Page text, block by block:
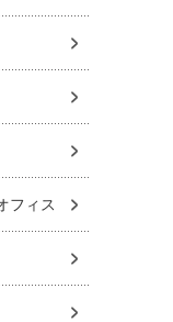
フィス